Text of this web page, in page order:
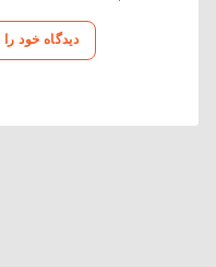
دیدگاه خود را